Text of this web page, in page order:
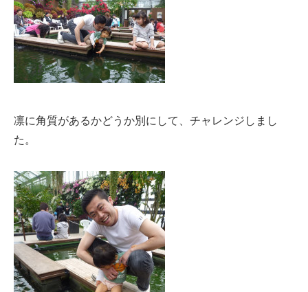
凛に角質があるかどうか別にして、チャレンジしまし
た。